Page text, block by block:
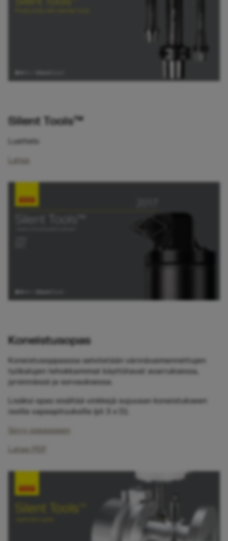
Silent Tools™
Luettelo
Lataa
Koneistusopas
Koneistusoppaassa selvitetään värinävaimennettujen
työkalujen tehokkaimmat käyttötavat avarruksessa,
jyrsinnässä ja sorvauksessa.
Lisäksi opas sisältää vinkkejä sujuvaan koneistukseen
isoilla vapaapituuksilla (yli 3 x D).
Siirry oppaaseen
Lataa PDF